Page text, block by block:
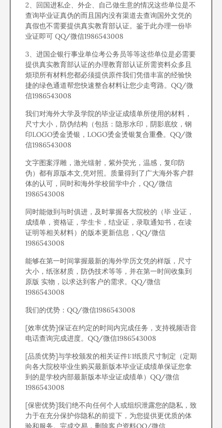
2、回国进私企、外企、自己做生意的情况这些单位是不
查询毕业证真伪的而且国内没有渠道去查询国外文凭的
真假也不需要提供真实教育部认证。鉴于此办理一份毕
业证即可 QQ/微信1986543008
3、进国企银行事业单位考公务员等等这些单位是必需要
提供真实教育部认证的办理教育部认证所需资料众多且
烦琐所有材料您都必须提供原件我们凭借丰富的经验快
捷的绿色通道帮您快速整合材料让您少走弯路。QQ/微
信1986543008
我们对海外大学及学院的毕业证成绩单所使用的材料，
尺寸大小，防伪结构（包括：隐形水印，阴影底纹，钢
印LOGO烫金烫银，LOGO烫金烫银复合重叠。QQ/微
信1986543008
文字图案浮雕，激光镭射，紫外荧光，温感，复印防
伪）都有原版本文,凭对照。质量得到了广大海外客户群
体的认可，同时和海外学校留学中介，QQ/微信
1986543008
同时能做到与时俱进，及时掌握各大院校的（毕 业证，
成绩单，资格证，学生卡，结业证，录取通知书，在读
证明等相关材料）的版本更新信息，QQ/微信
1986543008
能够在第一时间掌握最新的海外学历文凭的样版，尺寸
大小，纸张材质，防伪技术等等，并在第一时间收集到
原版 实物，以求达到客户的需求。QQ/微信
1986543008
我们的优势：QQ/微信1986543008
[效率优势]保证在约定的时间内完成任务，支持视频语音
电话查询完成进度。QQ/微信1986543008
[品质优势]与学校颁发的相关证件1:1纸质尺寸制定（定期
向各大院校毕业生购买最新版本毕业证成绩单保证您拿
到的是学校内部最新版本毕业证成绩单）QQ/微信
1986543008
[保密优势]我们绝不向任何个人或组织泄露您的隐私，致
力于在充分保护你隐私的前提下，为您提供更优质的体
验和服务。完成交易，删除客户资料QQ/微信